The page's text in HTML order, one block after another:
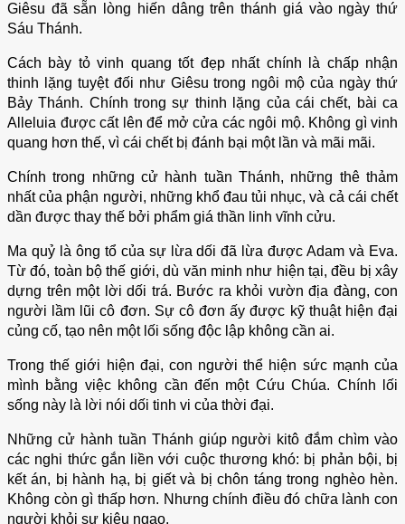
Giêsu đã sẵn lòng hiến dâng trên thánh giá vào ngày thứ
Sáu Thánh.
Cách bày tỏ vinh quang tốt đẹp nhất chính là chấp nhận
thinh lặng tuyệt đối như Giêsu trong ngôi mộ của ngày thứ
Bảy Thánh. Chính trong sự thinh lặng của cái chết, bài ca
Alleluia được cất lên để mở cửa các ngôi mộ. Không gì vinh
quang hơn thế, vì cái chết bị đánh bại một lần và mãi mãi.
Chính trong những cử hành tuần Thánh, những thê thảm
nhất của phận người, những khổ đau tủi nhục, và cả cái chết
dần được thay thế bởi phẩm giá thần linh vĩnh cửu.
Ma quỷ là ông tổ của sự lừa dối đã lừa được Adam và Eva.
Từ đó, toàn bộ thế giới, dù văn minh như hiện tại, đều bị xây
dựng trên một lời dối trá. Bước ra khỏi vườn địa đàng, con
người lầm lũi cô đơn. Sự cô đơn ấy được kỹ thuật hiện đại
củng cố, tạo nên một lối sống độc lập không cần ai.
Trong thế giới hiện đại, con người thể hiện sức mạnh của
mình bằng việc không cần đến một Cứu Chúa. Chính lối
sống này là lời nói dối tinh vi của thời đại.
Những cử hành tuần Thánh giúp người kitô đắm chìm vào
các nghi thức gắn liền với cuộc thương khó: bị phản bội, bị
kết án, bị hành hạ, bị giết và bị chôn táng trong nghèo hèn.
Không còn gì thấp hơn. Nhưng chính điều đó chữa lành con
người khỏi sự kiêu ngạo.